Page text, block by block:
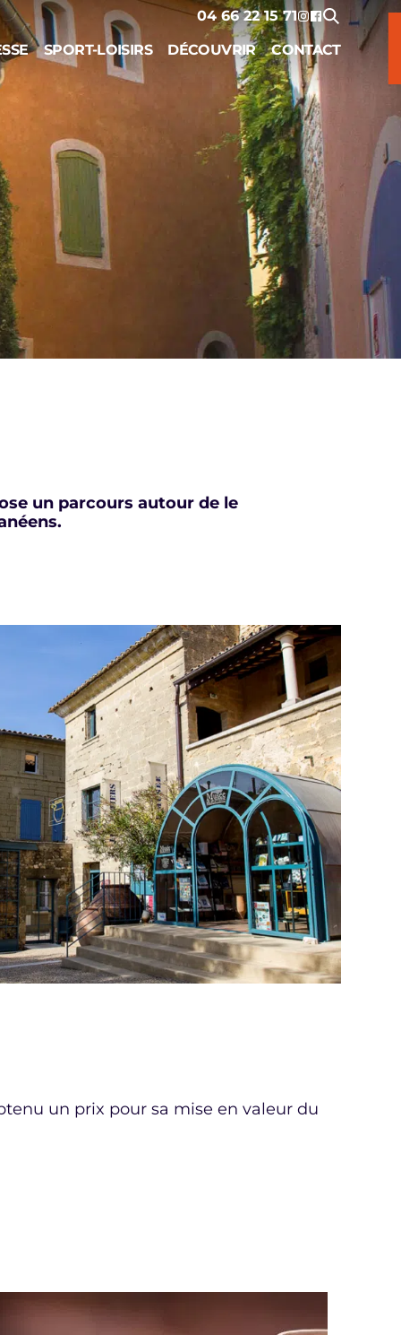
SPORT-LOISIRS DÉCOUVRIR CONTACT
04 66 22 15 71
un parcours autour de le
un prix pour sa mise en valeur du